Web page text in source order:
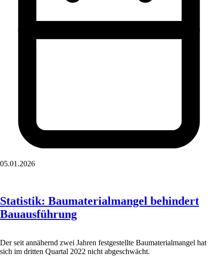
05.01.2026
Statistik: Baumaterialmangel behindert
Bauausführung
Der seit annähernd zwei Jahren festgestellte Baumaterialmangel hat
sich im dritten Quartal 2022 nicht abgeschwächt.